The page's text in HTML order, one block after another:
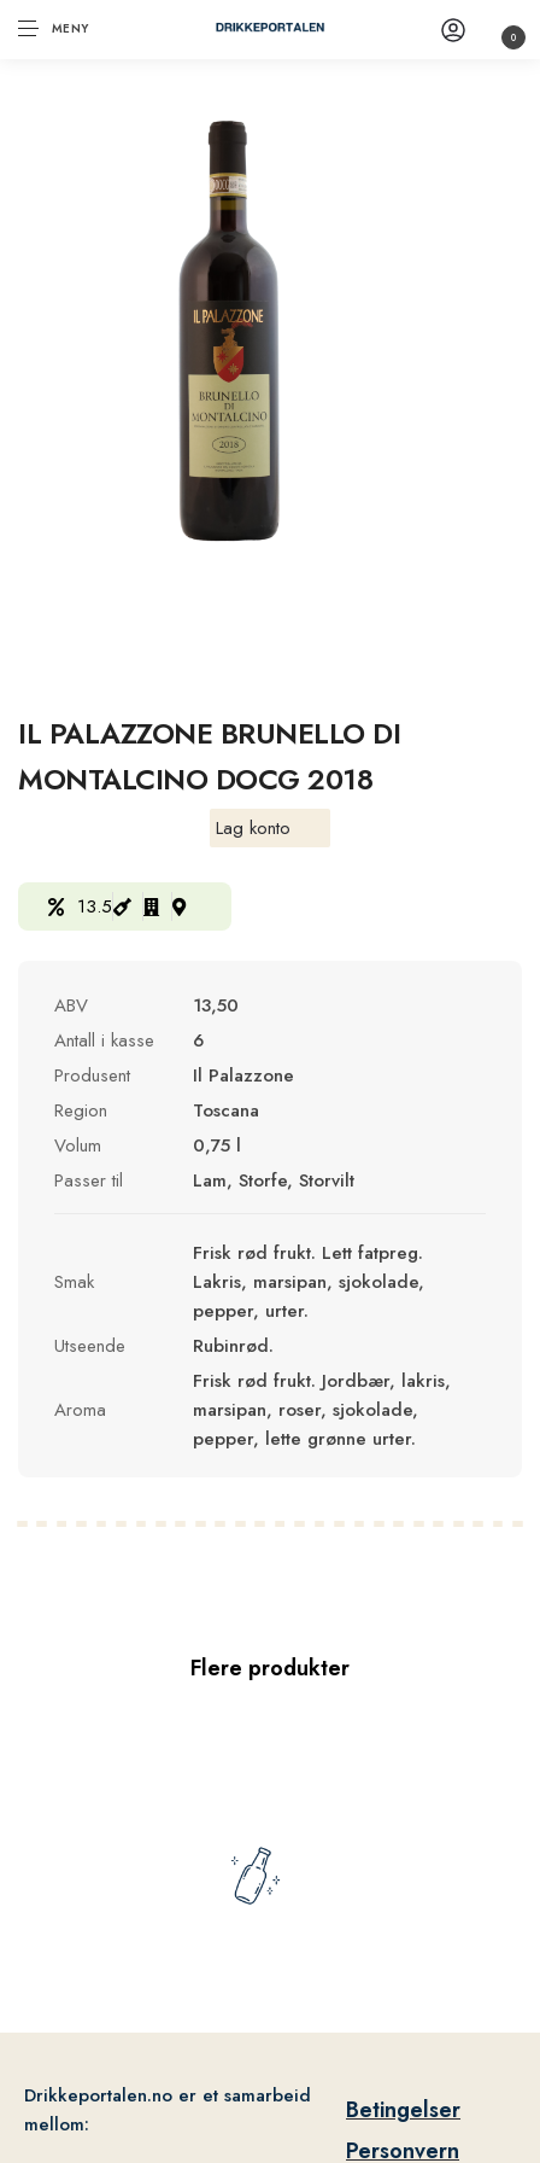
MENY 0
IL PALAZZONE BRUNELLO DI
MONTALCINO DOCG 2018
Lag konto
13.5
ABV
13,50
Antall i kasse
6
Produsent
Il Palazzone
Region
Toscana
Volum
0,75 l
Passer til
Lam, Storfe, Storvilt
Smak
Frisk rød frukt. Lett fatpreg.
Lakris, marsipan, sjokolade,
pepper, urter.
Utseende
Rubinrød.
Aroma
Frisk rød frukt. Jordbær, lakris,
marsipan, roser, sjokolade,
pepper, lette grønne urter.
Flere produkter
Drikkeportalen.no er et samarbeid
mellom:
Betingelser
Personvern